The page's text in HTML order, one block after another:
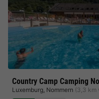
Country Camp Camping
Luxemburg, Nommern (3,3 km